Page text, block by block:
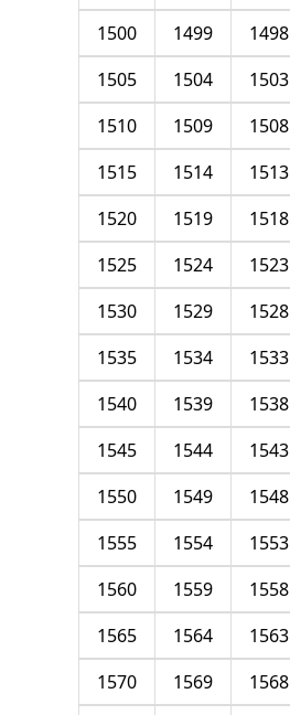
1498
1499
1500
1503
1504
1505
1508
1509
1510
1513
1514
1515
1518
1519
1520
1523
1524
1525
1528
1529
1530
1533
1534
1535
1538
1539
1540
1543
1544
1545
1548
1549
1550
1553
1554
1555
1558
1559
1560
1563
1564
1565
1568
1569
1570